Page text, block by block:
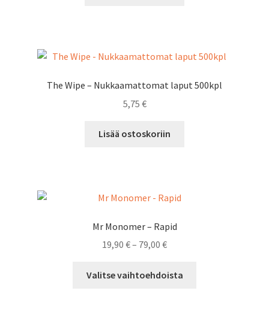
The Wipe – Nukkaamattomat laput 500kpl
5,75 €
Lisää ostoskoriin
Mr Monomer – Rapid
19,90 €– 79,00 €Hintaluokka:
-
Valitse vaihtoehdoista